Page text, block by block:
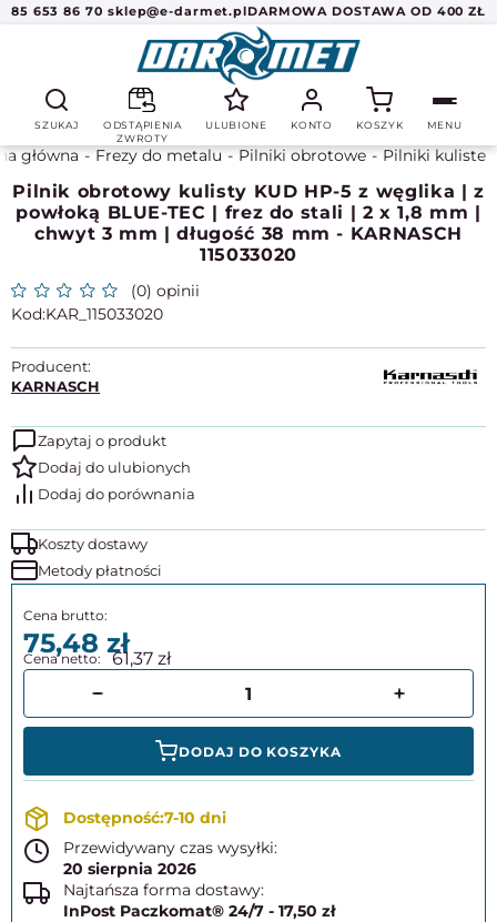
85 653 86 70 sklep@e-darmet.plDARMOWA DOSTAWA OD 400 ZŁ
SZUKAJ
ODSTĄPIENIA
ZWROTY
ULUBIONE KONTO KOSZYK MENU
główna Frezy do metalu Pilniki obrotowe Pilniki kuliste
Pilnik obrotowy kulisty KUD HP-5 z węglika | z
powłoką BLUE-TEC | frez do stali | 2 x 1,8 mm |
chwyt 3 mm | długość 38 mm - KARNASCH
115033020
(0) opinii
KAR_115033020
Producent:
KARNASCH
Zapytaj o produkt
Koszty dostawy
Metody płatności
75,48 61,37
DODAJ DO KOSZYKA
7-10 dni
Przewidywany czas wysyłki:
20 sierpnia 2026
Najtańsza forma dostawy:
InPost Paczkomat® 24/7 - 17,50 zł